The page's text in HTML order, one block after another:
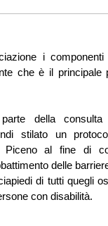
i
che è il principale
parte della
stilato un
Piceno al fine di
delle
di tutti quegli
con disabilità.